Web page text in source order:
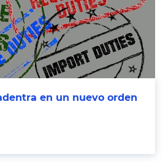
en un nuevo orden